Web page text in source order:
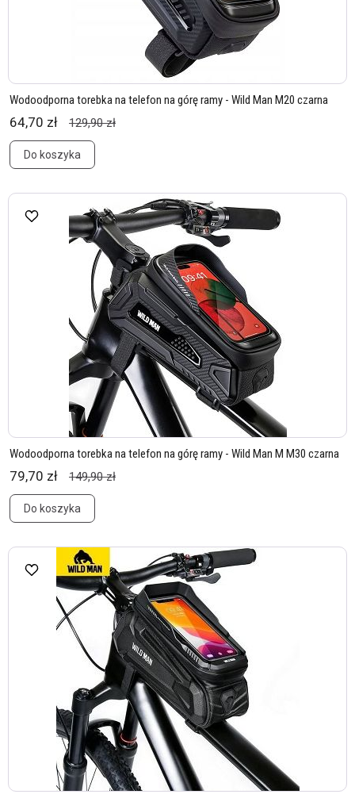
Wodoodporna torebka na telefon na górę ramy - Wild Man M20 czarna
64,70 zł 129,90 zł
Do koszyka
Wodoodporna torebka na telefon na górę ramy - Wild Man M M30 czarna
79,70 zł 149,90 zł
Do koszyka